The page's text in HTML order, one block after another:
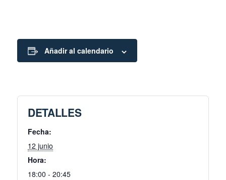
Añadir al calendario
DETALLES
Fecha:
12 junio
Hora:
18:00 - 20:45